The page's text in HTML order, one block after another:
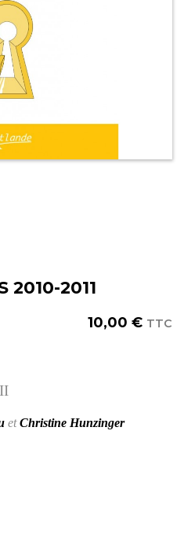
2010-2011
10,00 € TTC
etChristine Hunzinger